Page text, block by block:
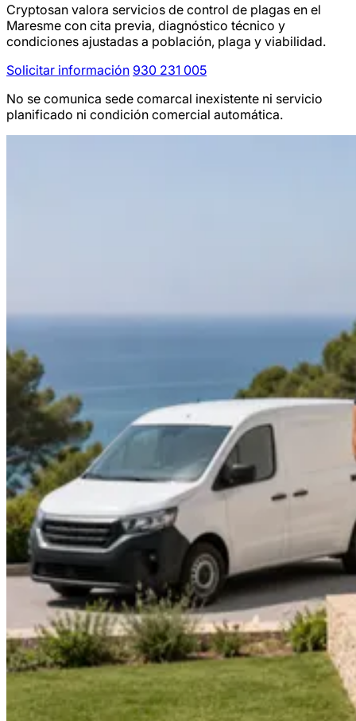
Cryptosan valora servicios de control de plagas en el
Maresme con cita previa, diagnóstico técnico y
condiciones ajustadas a población, plaga y viabilidad.
Solicitar información 930 231 005
No se comunica sede comarcal inexistente ni servicio
planificado ni condición comercial automática.